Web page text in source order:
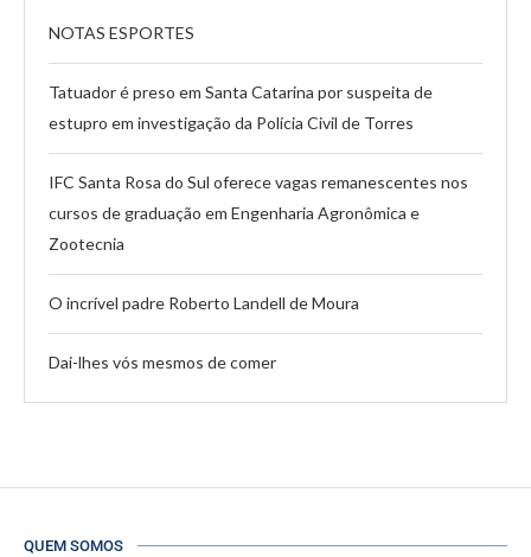
NOTAS ESPORTES
Tatuador é preso em Santa Catarina por suspeita de
estupro em investigação da Polícia Civil de Torres
IFC Santa Rosa do Sul oferece vagas remanescentes nos
cursos de graduação em Engenharia Agronômica e
Zootecnia
O incrível padre Roberto Landell de Moura
Dai-lhes vós mesmos de comer
QUEM SOMOS